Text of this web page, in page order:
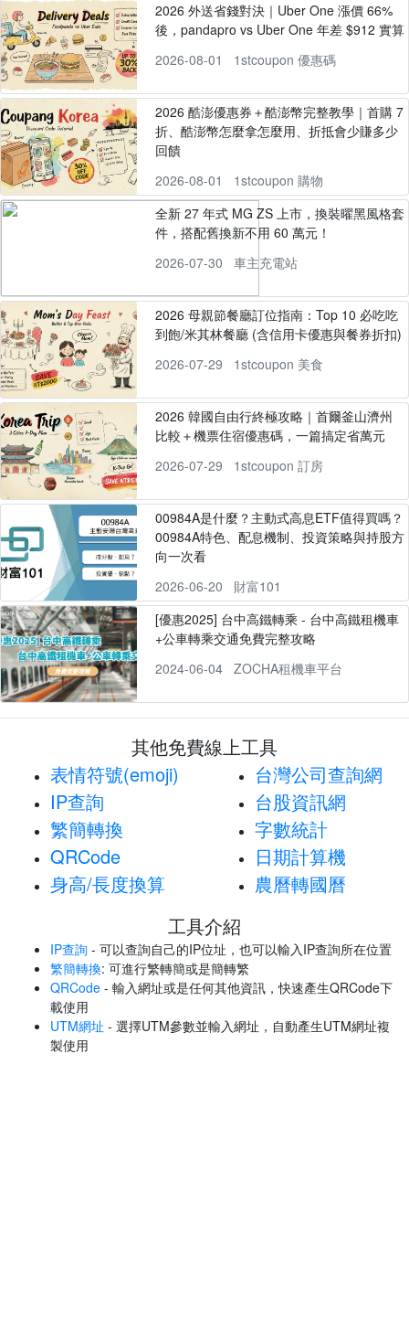
2026 外送省錢對決｜Uber One 漲價 66%
後，pandapro vs Uber One 年差 $912 實算
2026-08-01
1stcoupon 優惠碼
2026 酷澎優惠券＋酷澎幣完整教學｜首購 7
折、酷澎幣怎麼拿怎麼用、折抵會少賺多少
回饋
2026-08-01
1stcoupon 購物
全新 27 年式 MG ZS 上市，換裝曜黑風格套
件，搭配舊換新不用 60 萬元！
2026-07-30
車主充電站
2026 母親節餐廳訂位指南：Top 10 必吃吃
到飽/米其林餐廳 (含信用卡優惠與餐券折扣)
2026-07-29
1stcoupon 美食
2026 韓國自由行終極攻略｜首爾釜山濟州
比較＋機票住宿優惠碼，一篇搞定省萬元
2026-07-29
1stcoupon 訂房
00984A是什麼？主動式高息ETF值得買嗎？
00984A特色、配息機制、投資策略與持股方
向一次看
2026-06-20
財富101
[優惠2025] 台中高鐵轉乘 - 台中高鐵租機車
+公車轉乘交通免費完整攻略
2024-06-04
ZOCHA租機車平台
其他免費線上工具
表情符號(emoji)
IP查詢
繁簡轉換
QRCode
身高/長度換算
台灣公司查詢網
台股資訊網
字數統計
日期計算機
農曆轉國曆
工具介紹
IP查詢 - 可以查詢自己的IP位址，也可以輸入IP查詢所在位置
繁簡轉換: 可進行繁轉簡或是簡轉繁
QRCode - 輸入網址或是任何其他資訊，快速產生QRCode下
載使用
UTM網址 - 選擇UTM參數並輸入網址，自動產生UTM網址複
製使用